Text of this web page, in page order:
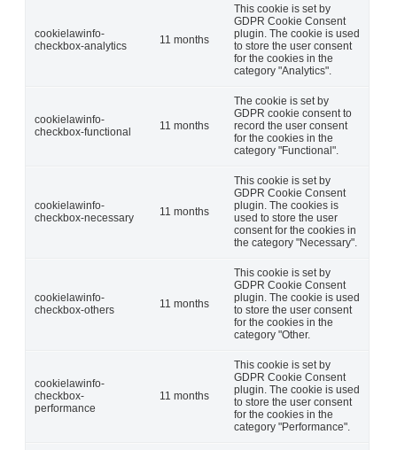
cookielawinfo-
checkbox-analytics
11 months
This cookie is set by
GDPR Cookie Consent
plugin. The cookie is used
to store the user consent
for the cookies in the
category "Analytics".
cookielawinfo-
checkbox-functional
11 months
The cookie is set by
GDPR cookie consent to
record the user consent
for the cookies in the
category "Functional".
cookielawinfo-
checkbox-necessary
11 months
This cookie is set by
GDPR Cookie Consent
plugin. The cookies is
used to store the user
consent for the cookies in
the category "Necessary".
cookielawinfo-
checkbox-others
11 months
This cookie is set by
GDPR Cookie Consent
plugin. The cookie is used
to store the user consent
for the cookies in the
category "Other.
cookielawinfo-
checkbox-
performance
11 months
This cookie is set by
GDPR Cookie Consent
plugin. The cookie is used
to store the user consent
for the cookies in the
category "Performance".